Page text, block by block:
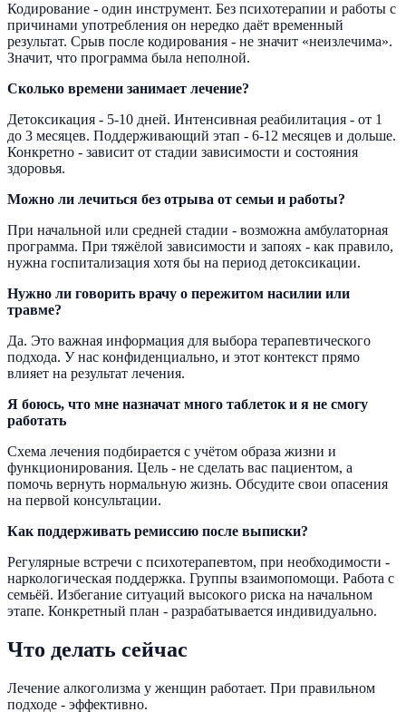
Кодирование - один инструмент. Без психотерапии и работы с
причинами употребления он нередко даёт временный
результат. Срыв после кодирования - не значит «неизлечима».
Значит, что программа была неполной.
Сколько времени занимает лечение?
Детоксикация - 5-10 дней. Интенсивная реабилитация - от 1
до 3 месяцев. Поддерживающий этап - 6-12 месяцев и дольше.
Конкретно - зависит от стадии зависимости и состояния
здоровья.
Можно ли лечиться без отрыва от семьи и работы?
При начальной или средней стадии - возможна амбулаторная
программа. При тяжёлой зависимости и запоях - как правило,
нужна госпитализация хотя бы на период детоксикации.
Нужно ли говорить врачу о пережитом насилии или
травме?
Да. Это важная информация для выбора терапевтического
подхода. У нас конфиденциально, и этот контекст прямо
влияет на результат лечения.
Я боюсь, что мне назначат много таблеток и я не смогу
работать
Схема лечения подбирается с учётом образа жизни и
функционирования. Цель - не сделать вас пациентом, а
помочь вернуть нормальную жизнь. Обсудите свои опасения
на первой консультации.
Как поддерживать ремиссию после выписки?
Регулярные встречи с психотерапевтом, при необходимости -
наркологическая поддержка. Группы взаимопомощи. Работа с
семьёй. Избегание ситуаций высокого риска на начальном
этапе. Конкретный план - разрабатывается индивидуально.
Что делать сейчас
Лечение алкоголизма у женщин работает. При правильном
подходе - эффективно.